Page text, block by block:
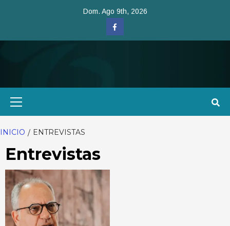
Dom. Ago 9th, 2026
Facebook
INICIO ENTREVISTAS
Entrevistas